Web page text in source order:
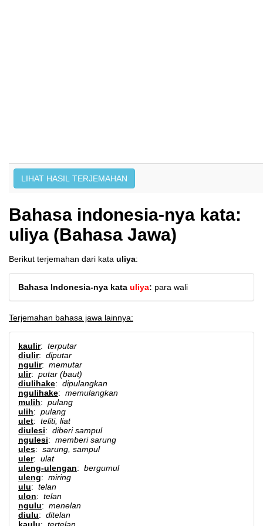
Bahasa indonesia-nya kata:
uliya (Bahasa Jawa)
Berikut terjemahan dari kata uliya:
Bahasa Indonesia-nya kata uliya: para wali
Terjemahan bahasa jawa lainnya:
kaulir: terputar
diulir: diputar
ngulir: memutar
ulir: putar (baut)
diulihake: dipulangkan
ngulihake: memulangkan
mulih: pulang
ulih: pulang
ulet: teliti, liat
diulesi: diberi sampul
ngulesi: memberi sarung
ules: sarung, sampul
uler: ulat
uleng-ulengan: bergumul
uleng: miring
ulu: telan
ulon: telan
ngulu: menelan
diulu: ditelan